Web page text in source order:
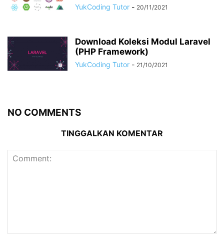
YukCoding Tutor - 20/11/2021
Download Koleksi Modul Laravel
(PHP Framework)
YukCoding Tutor - 21/10/2021
NO COMMENTS
TINGGALKAN KOMENTAR